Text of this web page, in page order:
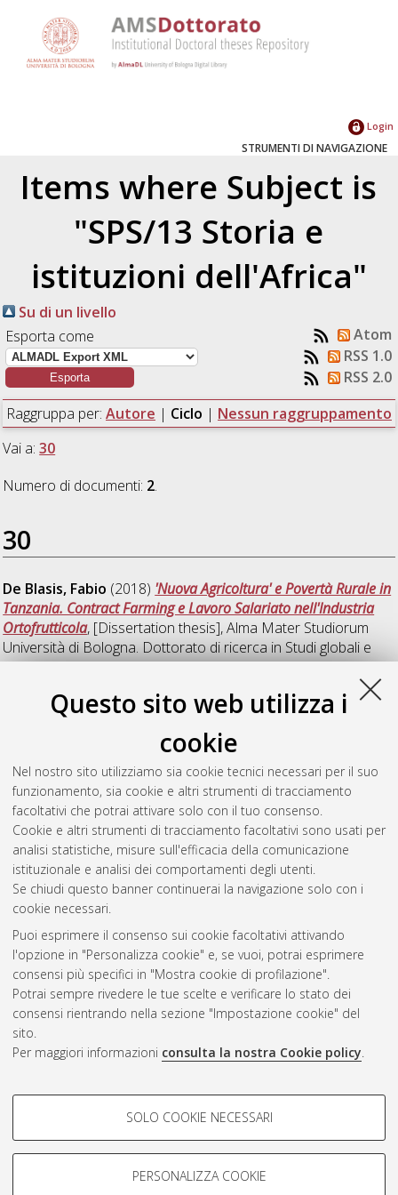
Questo sito web utilizza i
cookie
Nel nostro sito utilizziamo sia cookie tecnici necessari per il suo
funzionamento, sia cookie e altri strumenti di tracciamento
facoltativi che potrai attivare solo con il tuo consenso.
Cookie e altri strumenti di tracciamento facoltativi sono usati per
analisi statistiche, misure sull'efficacia della comunicazione
istituzionale e analisi dei comportamenti degli utenti.
Se chiudi questo banner continuerai la navigazione solo con i
cookie necessari.
Puoi esprimere il consenso sui cookie facoltativi attivando
l'opzione in "Personalizza cookie" e, se vuoi, potrai esprimere
consensi più specifici in "Mostra cookie di profilazione".
Potrai sempre rivedere le tue scelte e verificare lo stato dei
consensi rientrando nella sezione "Impostazione cookie" del
sito.
Per maggiori informazioni consulta la nostra Cookie policy.
COOKIE DI PROFILAZIONE -
Si tratta di cookie utilizzati per analizzare le caratteristiche della
navigazione degli utenti, creare profili in base al loro comportamento
SOLO COOKIE NECESSARI
PERSONALIZZA COOKIE
Login
STRUMENTI DI NAVIGAZIONE
Items where Subject is
"SPS/13 Storia e
istituzioni dell'Africa"
Su di un livello
Esporta come
Atom
RSS 1.0
RSS 2.0
Raggruppa per: Autore | Ciclo | Nessun raggruppamento
Vai a:30
Numero di documenti: 2.
30
De Blasis, Fabio (2018) 'Nuova Agricoltura' e Povertà Rurale in
Tanzania. Contract Farming e Lavoro Salariato nell'Industria
Ortofrutticola, [Dissertation thesis], Alma Mater Studiorum
Università di Bologna. Dottorato di ricerca inStudi globali e
internazionali - global and international studies, 30 Ciclo. DOI
Poli, Marcello(2018) The Ethiopian Way to Agrarian
Transformation: Agricultural Clusters in South Wollo
[Dissertation thesis], Alma Mater Studiorum Università di
Bologna. Dottorato di ricerca inStudi globali e internazionali -
global and international studies , 30 Ciclo. DOI
10.6092/unibo/amsdottorato/8618.
Questa lista e' stata generata ilFri Aug 7 20:31:23 2026 CEST
Atom
Rss 1.0
Rss 2.0
ISSN: 2038-7946
Impostazioni Cookie
Informativa sulla privacy
Condizioni d’uso del sito